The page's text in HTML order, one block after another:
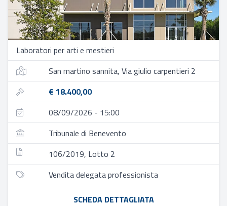
Laboratori per arti e mestieri
San martino sannita, Via giulio carpentieri 2
€ 18.400,00
08/09/2026 - 15:00
Tribunale di Benevento
106/2019, Lotto 2
Vendita delegata professionista
SCHEDA DETTAGLIATA